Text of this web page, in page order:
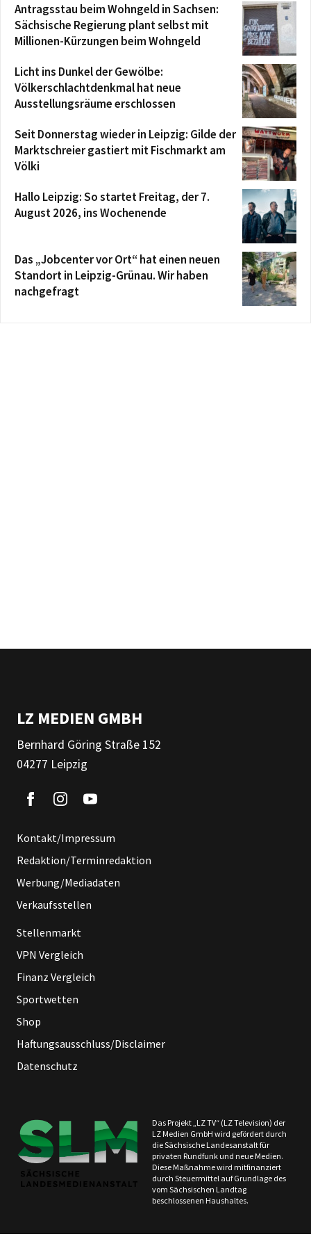
Antragsstau beim Wohngeld in Sachsen:
Sächsische Regierung plant selbst mit
Millionen-Kürzungen beim Wohngeld
Licht ins Dunkel der Gewölbe:
Völkerschlachtdenkmal hat neue
Ausstellungsräume erschlossen
Seit Donnerstag wieder in Leipzig: Gilde der
Marktschreier gastiert mit Fischmarkt am
Völki
Hallo Leipzig: So startet Freitag, der 7.
August 2026, ins Wochenende
Das „Jobcenter vor Ort“ hat einen neuen
Standort in Leipzig-Grünau. Wir haben
nachgefragt
LZ MEDIEN GMBH
Bernhard Göring Straße 152
04277 Leipzig
Kontakt/Impressum
Redaktion/Terminredaktion
Werbung/Mediadaten
Verkaufsstellen
Stellenmarkt
VPN Vergleich
Finanz Vergleich
Sportwetten
Shop
Haftungsausschluss/Disclaimer
Datenschutz
Das Projekt „LZ TV“ (LZ Television) der
LZ Medien GmbH wird gefördert durch
die Sächsische Landesanstalt für
privaten Rundfunk und neue Medien.
Diese Maßnahme wird mitfinanziert
durch Steuermittel auf Grundlage des
vom Sächsischen Landtag
beschlossenen Haushaltes.